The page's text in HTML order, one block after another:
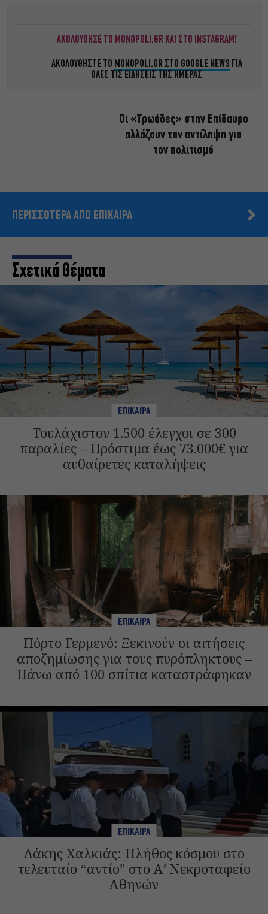
ΑΚΟΛΟΥΘΗΣΕ ΤΟ MONOPOLI.GR ΚΑΙ ΣΤΟ INSTAGRAM!
ΑΚΟΛΟΥΘΗΣΤΕ ΤΟ MONOPOLI.GR ΣΤΟ GOOGLE NEWS ΓΙΑ
ΟΛΕΣ ΤΙΣ ΕΙΔΗΣΕΙΣ ΤΗΣ ΗΜΕΡΑΣ
Οι «Τρωάδες» στην Επίδαυρο
αλλάζουν την αντίληψη για
τον πολιτισμό
ΠΕΡΙΣΣΟΤΕΡΑ ΑΠΟ ΕΠΙΚΑΙΡΑ
Σχετικά Θέματα
ΕΠΙΚΑΙΡΑ
Τουλάχιστον 1.500 έλεγχοι σε 300
παραλίες – Πρόστιμα έως 73.000€ για
αυθαίρετες καταλήψεις
ΕΠΙΚΑΙΡΑ
Πόρτο Γερμενό: Ξεκινούν οι αιτήσεις
αποζημίωσης για τους πυρόπληκτους –
Πάνω από 100 σπίτια καταστράφηκαν
ΕΠΙΚΑΙΡΑ
Λάκης Χαλκιάς: Πλήθος κόσμου στο
τελευταίο “αντίο” στο Α’ Νεκροταφείο
Αθηνών